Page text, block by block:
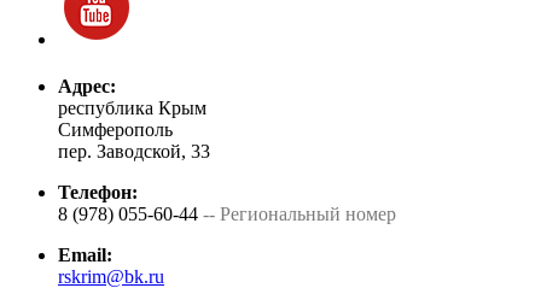
Адрес:
республика Крым
Симферополь
пер. Заводской, 33
Телефон:
8 (978) 055-60-44 -- Региональный номер
Email:
rskrim@bk.ru